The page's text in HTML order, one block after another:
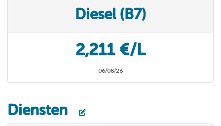
Diesel (B7)
2,211 €/L
06/08/26
Diensten